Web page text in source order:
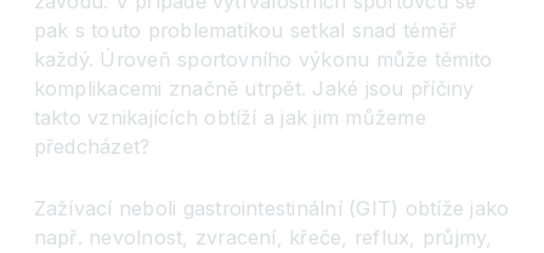
pak s touto problematikou setkal snad téměř
každý. Úroveň sportovního výkonu může těmito
komplikacemi značně utrpět. Jaké jsou příčiny
takto vznikajících obtíží a jak jim můžeme
předcházet?
Zažívací neboli gastrointestinální (GIT) obtíže jako
např. nevolnost, zvracení, křeče, reflux, průjmy,